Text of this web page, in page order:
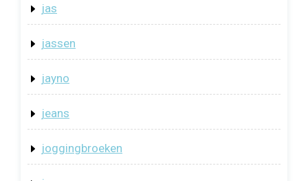
jas
jassen
jayno
jeans
joggingbroeken